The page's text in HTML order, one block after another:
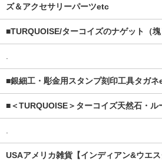
ズ＆アクセサリーパーツetc
■TURQUOISE/ターコイズのナゲット（
.
■銀細工・彫金用スタンプ刻印工具タガネ
■＜TURQUOISE＞ターコイズ天然石・ル
.
USAアメリカ雑貨【インディアン&ウエ